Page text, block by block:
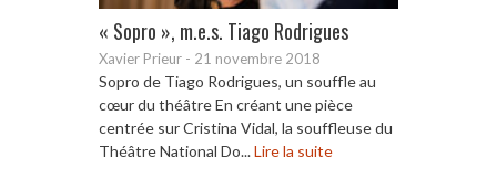
« Sopro », m.e.s. Tiago Rodrigues
Xavier Prieur - 21 novembre 2018
Sopro de Tiago Rodrigues, un souffle au
cœur du théâtre En créant une pièce
centrée sur Cristina Vidal, la souffleuse du
Théâtre National Do...Lire la suite